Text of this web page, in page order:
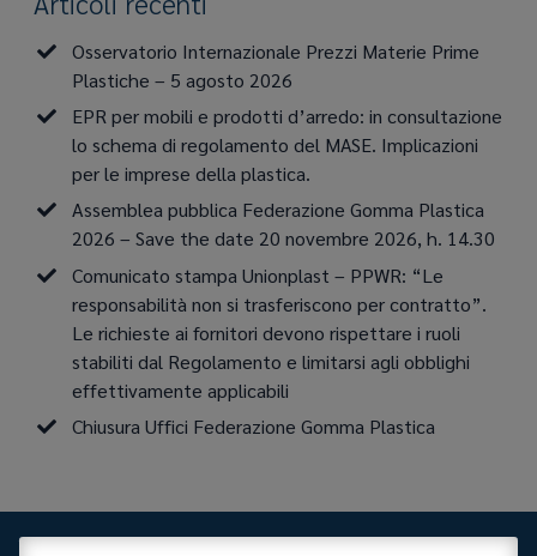
Osservatorio Internazionale Prezzi Materie Prime
Plastiche – 5 agosto 2026
EPR per mobili e prodotti d’arredo: in consultazione
lo schema di regolamento del MASE. Implicazioni
per le imprese della plastica.
Assemblea pubblica Federazione Gomma Plastica
2026 – Save the date 20 novembre 2026, h. 14.30
Comunicato stampa Unionplast – PPWR: “Le
responsabilità non si trasferiscono per contratto”.
Le richieste ai fornitori devono rispettare i ruoli
stabiliti dal Regolamento e limitarsi agli obblighi
effettivamente applicabili
Chiusura Uffici Federazione Gomma Plastica